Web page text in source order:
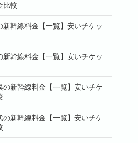
比較
新幹線料金【一覧】安いチケッ
新幹線料金【一覧】安いチケッ
の新幹線料金【一覧】安いチケ
の新幹線料金【一覧】安いチケ